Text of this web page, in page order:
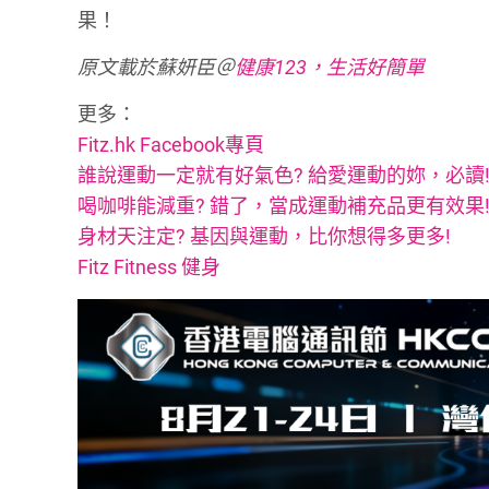
果！
原文載於蘇妍臣＠健康123，生活好簡單
更多：
Fitz.hk Facebook專頁
誰說運動一定就有好氣色? 給愛運動的妳，必讀
喝咖啡能減重? 錯了，當成運動補充品更有效果
身材天注定? 基因與運動，比你想得多更多!
Fitz Fitness 健身